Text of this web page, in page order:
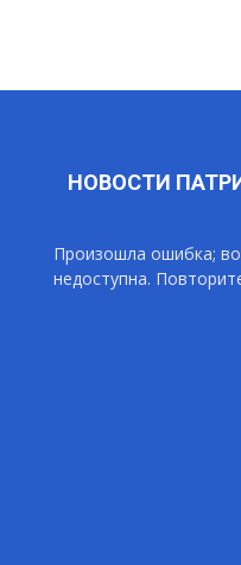
НОВОСТИ
Произошла ошибка;
недоступна.